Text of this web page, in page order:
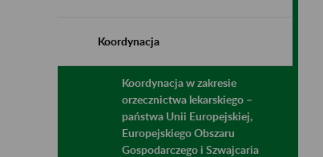
Koordynacja
Koordynacja w zakresie
orzecznictwa lekarskiego –
państwa Unii Europejskiej,
Europejskiego Obszaru
Gospodarczego i Szwajcaria